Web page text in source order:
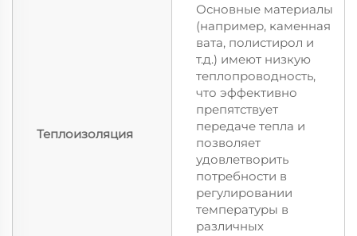
Теплоизоляция
Основные материалы
(например, каменная
вата, полистирол и
т.д.) имеют низкую
теплопроводность,
что эффективно
препятствует
передаче тепла и
позволяет
удовлетворить
потребности в
регулировании
температуры в
различных